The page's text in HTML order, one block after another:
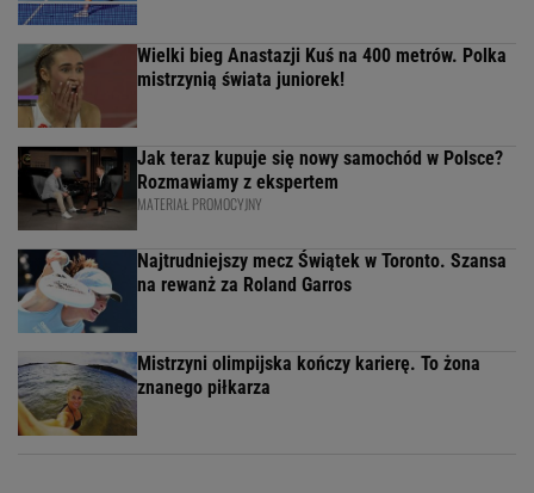
Wielki bieg Anastazji Kuś na 400 metrów. Polka
mistrzynią świata juniorek!
Jak teraz kupuje się nowy samochód w Polsce?
Rozmawiamy z ekspertem
MATERIAŁ PROMOCYJNY
Najtrudniejszy mecz Świątek w Toronto. Szansa
na rewanż za Roland Garros
Mistrzyni olimpijska kończy karierę. To żona
znanego piłkarza